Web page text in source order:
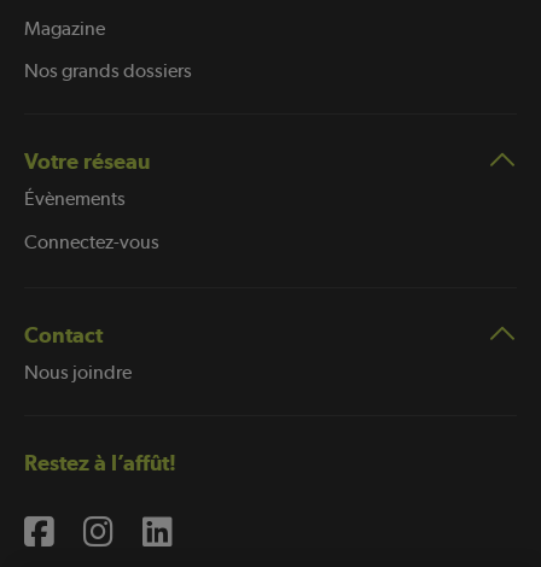
Magazine
Nos grands dossiers
Votre réseau
Évènements
Connectez-vous
Contact
Nous joindre
Restez à l’affût!